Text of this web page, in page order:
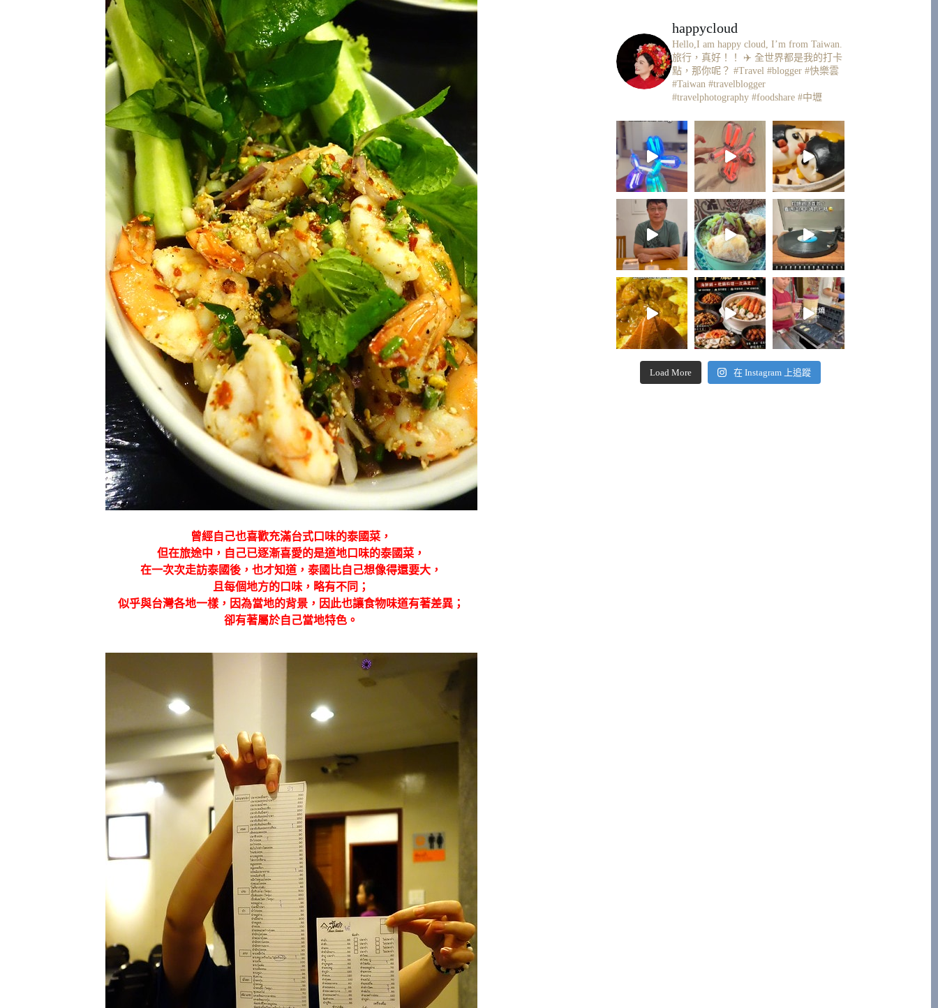
曾經自己也喜歡充滿台式口味的泰國菜，
但在旅途中，自己已逐漸喜愛的是道地口味的泰國菜，
在一次次走訪泰國後，也才知道，泰國比自己想像得還要大，
且每個地方的口味，略有不同；
似乎與台灣各地一樣，因為當地的背景，因此也讓食物味道有著差異；
卻有著屬於自己當地特色。
happycloud
Hello,I am happy cloud, I’m from Taiwan.
旅行，真好！！ ✈️ 全世界都是我的打卡
點，那你呢？ #Travel #blogger #快樂雲
#Taiwan #travelblogger
#travelphotography #foodshare #中壢
Load More 在 Instagram 上追蹤